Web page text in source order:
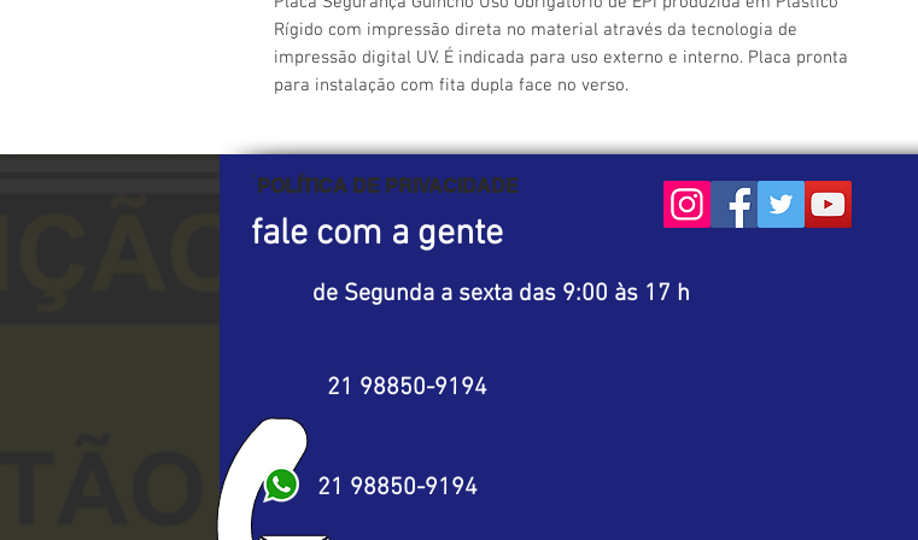
Rígido com impressão direta no material através da tecnologia de
impressão digital UV. É indicada para uso externo e interno. Placa pronta
para instalação com fita dupla face no verso.
POLÍTICA DE PRIVACIDADE
fale com a gente
de Segunda a sexta das 9:00 às 17 h
21 98850-9194
21 98850-9194